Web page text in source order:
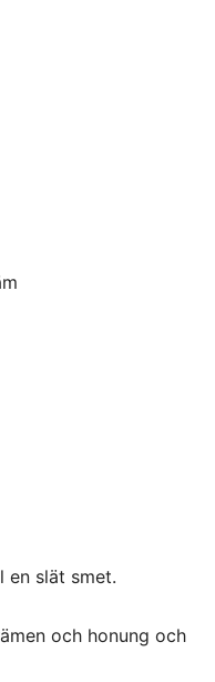
en slät smet.
och honung och